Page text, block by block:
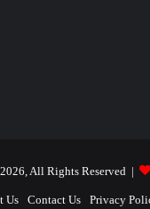
All Rights Reserved |
Us Contact Us Privacy